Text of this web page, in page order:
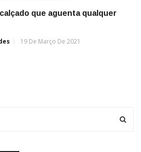
que aguenta qualquer
19 De Março De 2021